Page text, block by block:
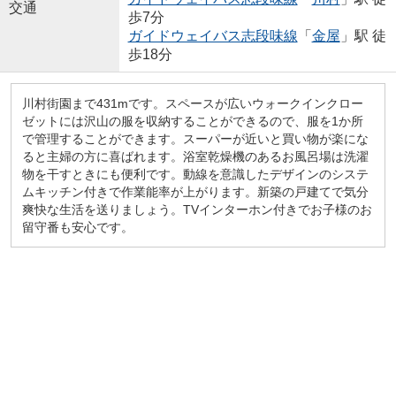
交通
歩7分
ガイドウェイバス志段味線 「 金屋 」駅 徒
歩18分
川村街園まで431mです。スペースが広いウォークインクロー
ゼットには沢山の服を収納することができるので、服を1か所
で管理することができます。スーパーが近いと買い物が楽にな
ると主婦の方に喜ばれます。浴室乾燥機のあるお風呂場は洗濯
物を干すときにも便利です。動線を意識したデザインのシステ
ムキッチン付きで作業能率が上がります。新築の戸建てで気分
爽快な生活を送りましょう。TVインターホン付きでお子様のお
留守番も安心です。